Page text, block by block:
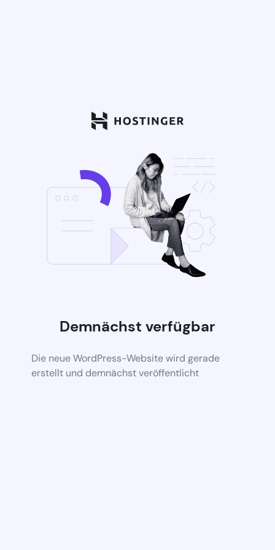
Demnächst verfügbar
Die neue WordPress-Website wird gerade
erstellt und demnächst veröffentlicht